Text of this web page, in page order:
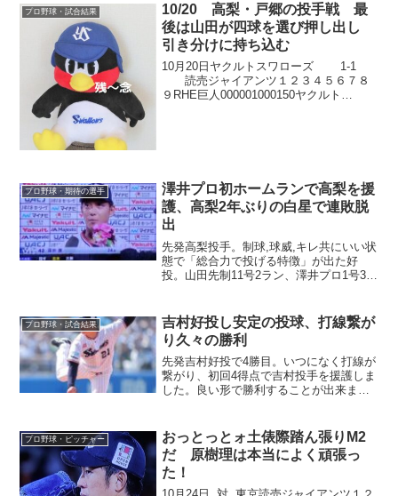
えません。
プロ野球・試合結果
10/20 高梨・戸郷の投手戦 最
後は山田が四球を選び押し出し
引き分けに持ち込む
10月20日ヤクルトスワローズ 1-1
読売ジャイアンツ１２３４５６７８
９RHE巨人000001000150ヤクルト
プロ野球・期待の選手
澤井プロ初ホームランで高梨を援
護、高梨2年ぶりの白星で連敗脱
出
先発高梨投手。制球,球威,キレ共にいい状
態で「総合力で投げる特徴」が出た好
投。山田先制11号2ラン、澤井プロ1号3ラ
プロ野球・試合結果
吉村好投し安定の投球、打線繋が
り久々の勝利
先発吉村好投で4勝目。いつになく打線が
繋がり、初回4得点で吉村投手を援護しま
した。良い形で勝利することが出来まし
プロ野球・ピッチャー
おっとっとォ土俵際踏ん張りM2
だ 原樹理は本当によく頑張っ
た！